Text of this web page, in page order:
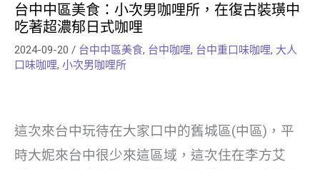
台中中區美食：小次男咖哩所，在復古裝璜中
吃著超濃郁日式咖哩
2024-09-20 / 台中中區美食, 台中咖哩, 台中重口味咖哩, 大人
口味咖哩, 小次男咖哩所
這次來台中玩待在大家口中的舊城區(中區)，平
時大妮來台中很少來這區域，這次住在李方艾